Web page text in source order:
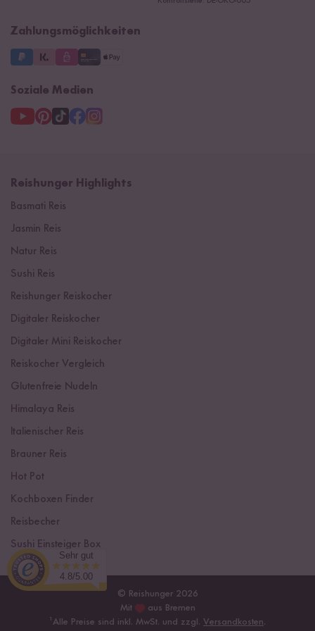
Zahlungsmöglichkeiten
Soziale Medien
Reishunger Highlights
Basmati Reis
Jasmin Reis
Natur Reis
Sushi Reis
Reishunger Reiskocher
Digitaler Reiskocher
Digitaler Mini Reiskocher
Reiskocher Vergleich
Glutenfreie Nudeln
Himalaya Reis
Italienischer Reis
Brauner Reis
Hot Pot
Kochboxen Finder
Reisbecher
Sushi Einsteiger Box
© Reishunger 2026
Mit
aus Bremen
¹Alle Preise sind inkl. MwSt. und zzgl. Versandkosten.
Sehr gut
4.8/5.00